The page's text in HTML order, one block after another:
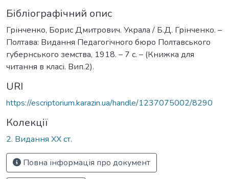
Бібліографічний опис
Грінченко, Борис Дмитрович. Украла / Б.Д. Грінченко. –
Полтава: Видання Педагогічного бюро Полтавського
губернського земства, 1918. – 7 с. – (Книжка для
читання в класі. Вип.2).
URI
https://escriptorium.karazin.ua/handle/1237075002/8290
Колекції
2. Видання ХХ ст.
Повна інформація про документ